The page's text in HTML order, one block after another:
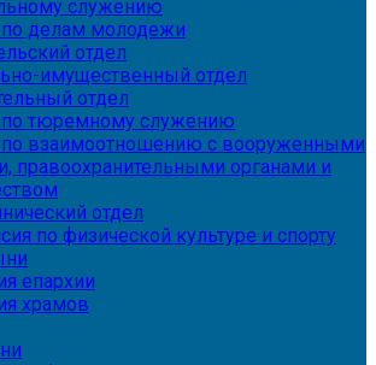
служению
делам молодежи
отдел
имущественный отдел
отдел
по тюремному служению
взаимоотношению с вооруженными
правоохранительными органами и
отдел
по физической культуре и спорту
епархии
храмов